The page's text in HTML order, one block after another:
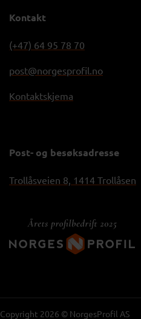
Kontakt
(+47) 64 95 78 70
post@norgesprofil.no
Kontaktskjema
Post- og besøksadresse
Trollåsveien 8, 1414 Trollåsen
Copyright 2026 © NorgesProfil AS